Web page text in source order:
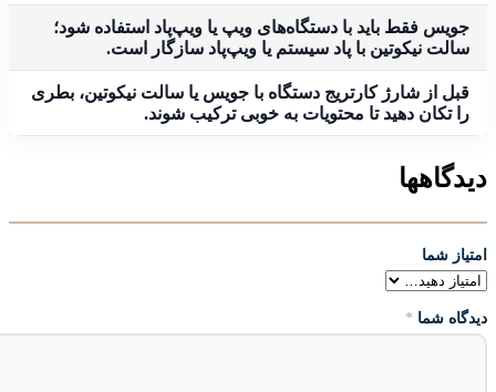
جویس فقط باید با دستگاه‌های ویپ یا ویپ‌پاد استفاده شود؛
سالت نیکوتین با پاد سیستم یا ویپ‌پاد سازگار است.
قبل از شارژ کارتریج دستگاه با جویس یا سالت نیکوتین، بطری
را تکان دهید تا محتویات به خوبی ترکیب شوند.
دیدگاهها
امتیاز شما
دیدگاه شما *